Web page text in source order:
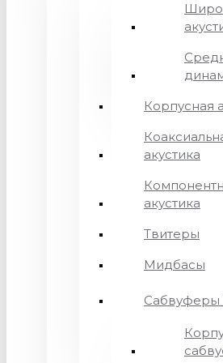
Корпусная
акустика
акустика
Твитеры
Мидбасы
Сабвуферы